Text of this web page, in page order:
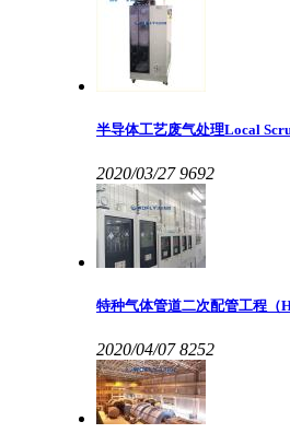
半导体工艺废气处理Local
2020/03/27 9692
特种气体管道二次配管工程（
2020/04/07 8252